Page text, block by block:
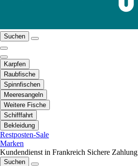
Suchen
Karpfen
Raubfische
Spinnfischen
Meeresangeln
Weitere Fische
Schifffahrt
Bekleidung
Restposten-Sale
Marken
Kundendienst in Frankreich Sichere Zahlung
Suchen